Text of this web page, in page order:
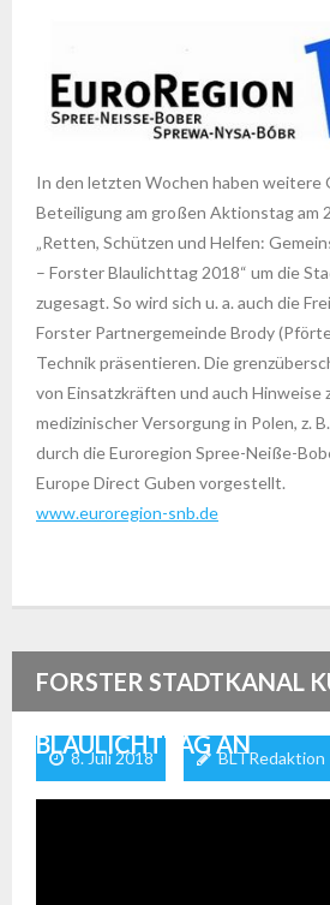
In den letzten Wochen haben weitere
Beteiligung am großen Aktionstag am
„Retten, Schützen und Helfen:
– Forster Blaulichttag 2018“ um die
zugesagt. So wird sich u. a. auch die
Forster Partnergemeinde Brody
Technik präsentieren. Die
von Einsatzkräften und auch Hinweise
medizinischer Versorgung in Polen, z.
durch die Euroregion Spree-Neiße-
Europe Direct Guben vorgestellt.
www.euroregion-snb.de
FORSTER STADTKANAL
BLAULICHTTAG AN
8. Juli 2018 BLTRedaktion